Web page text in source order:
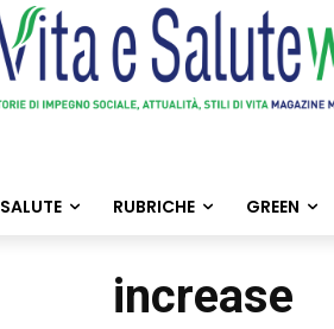
SALUTE RUBRICHE GREEN
increase